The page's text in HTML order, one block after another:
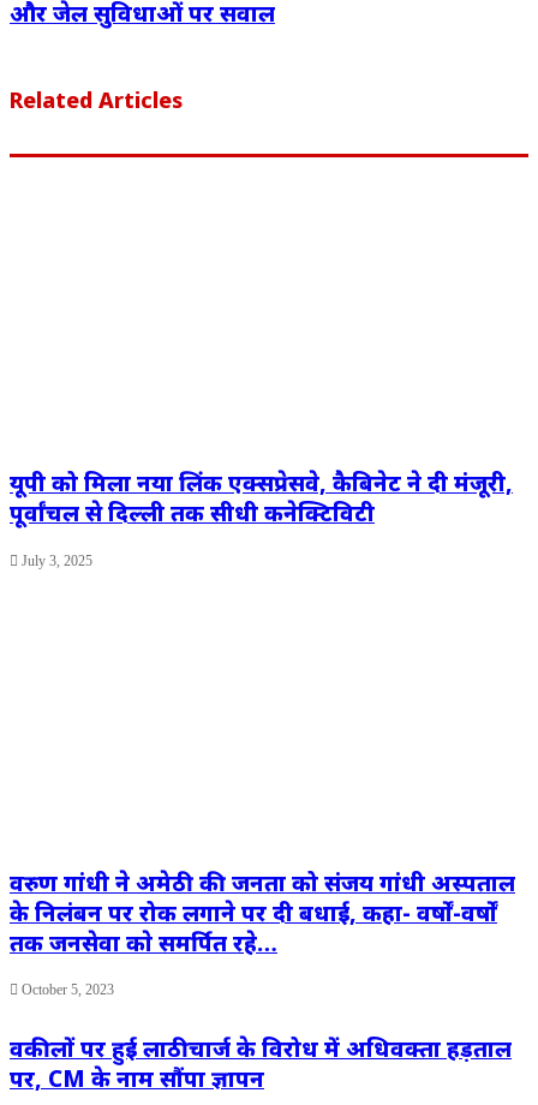
और जेल सुविधाओं पर सवाल
Related Articles
यूपी को मिला नया लिंक एक्सप्रेसवे, कैबिनेट ने दी मंजूरी,
पूर्वांचल से दिल्ली तक सीधी कनेक्टिविटी
July 3, 2025
वरुण गांधी ने अमेठी की जनता को संजय गांधी अस्पताल
के निलंबन पर रोक लगाने पर दी बधाई, कहा- वर्षों-वर्षों
तक जनसेवा काे समर्पित रहे…
October 5, 2023
वकीलों पर हुई लाठीचार्ज के विरोध में अधिवक्ता हड़ताल
पर, CM के नाम सौंपा ज्ञापन